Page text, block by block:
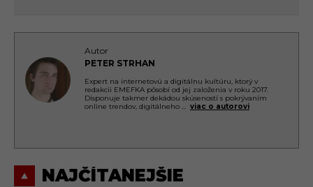
Autor
PETER STRHAN
Expert na internetovú a digitálnu kultúru, ktorý v
redakcii EMEFKA pôsobí od jej založenia v roku 2017.
Disponuje takmer dekádou skúseností s pokrývaním
online trendov, digitálneho ... viac o autorovi
NAJČÍTANEJŠIE